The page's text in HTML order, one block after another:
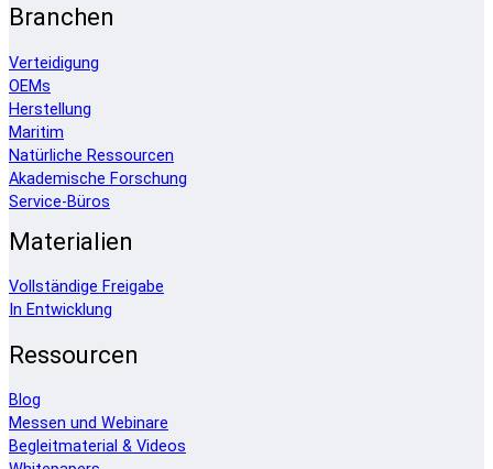
Branchen
Verteidigung
OEMs
Herstellung
Maritim
Natürliche Ressourcen
Akademische Forschung
Service-Büros
Materialien
Vollständige Freigabe
In Entwicklung
Ressourcen
Blog
Messen und Webinare
Begleitmaterial & Videos